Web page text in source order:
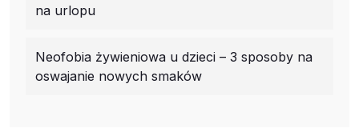
na urlopu
Neofobia żywieniowa u dzieci – 3 sposoby na
oswajanie nowych smaków